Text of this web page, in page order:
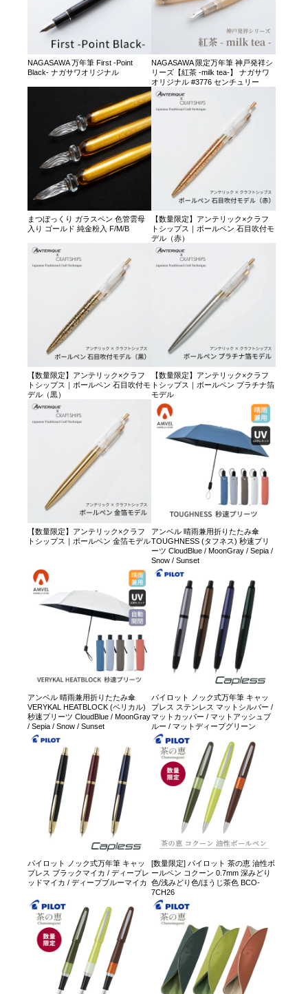
NAGASAWA 万年筆 First -Point
Black- ナガサワオリジナル
NAGASAWA 限定万年筆 神戸発祥シ
リーズ【紅茶 -milk tea-】 ナガサワ
オリジナル #3776 センチュリー
まつぼっくり ガラスペン 色管雲母
入り ゴールド 純金粉入 F/M/B
【数量限定】アンテリック×クラフ
トシップス｜ボールペン 石目吹付モ
デル（赤）
【数量限定】アンテリック×クラフ
トシップス｜ボールペン 石目吹付モ
デル（黒）
【数量限定】アンテリック×クラフ
トシップス｜ボールペン プラチナ箔
モデル
【数量限定】アンテリック×クラフ
トシップス｜ボールペン 金箔モデル
アンベル 晴雨兼用折りたたみ傘
TOUGHNESS (タフネス) 秒速プリ
ーツ CloudBlue / MoonGray / Sepia /
Snow / Sunset
アンベル 晴雨兼用折りたたみ傘
VERYKAL HEATBLOCK (ベリカル)
秒速プリーツ CloudBlue / MoonGray
/ Sepia / Snow / Sunset
パイロット ノック式万年筆 キャッ
プレス ステンレス マットシルバー /
マットカッパー / マットアッシュブ
ルー / マットディープグリーン
パイロット ノック式万年筆 キャッ
プレス ブラックマイカ / ディープレ
ッドマイカ / ディープブルーマイカ
[数量限定] パイロット 茶の恵 油性ボ
ールペン コクーン 0.7mm 深みどり
色/浅みどり色/ほうじ茶色 BCO-
7CH26